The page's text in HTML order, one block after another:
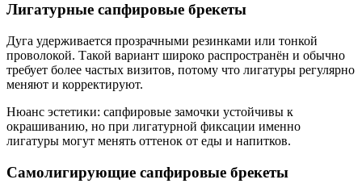
Лигатурные сапфировые брекеты
Дуга удерживается прозрачными резинками или тонкой
проволокой. Такой вариант широко распространён и обычно
требует более частых визитов, потому что лигатуры регулярно
меняют и корректируют.
Нюанс эстетики: сапфировые замочки устойчивы к
окрашиванию, но при лигатурной фиксации именно
лигатуры могут менять оттенок от еды и напитков.
Самолигирующие сапфировые брекеты